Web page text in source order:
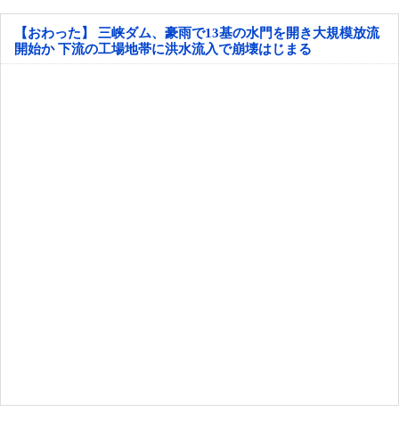
【おわった】 三峡ダム、豪雨で13基の水門を開き大規模放流
開始か 下流の工場地帯に洪水流入で崩壊はじまる